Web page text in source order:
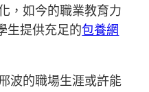
，如今的職業教育力
生提供充足的包養網
波的職場生涯或許能